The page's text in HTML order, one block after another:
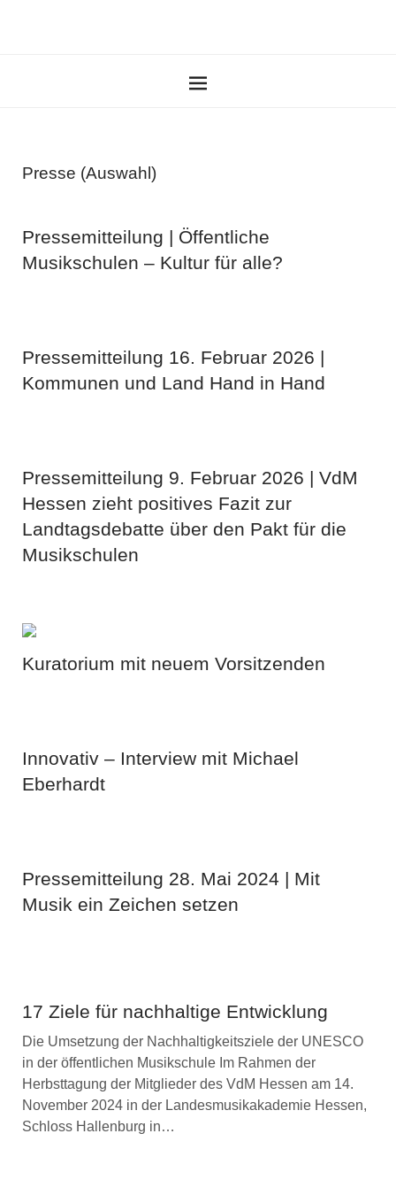
Presse (Auswahl)
Pressemitteilung | Öffentliche
Musikschulen – Kultur für alle?
Pressemitteilung 16. Februar 2026 |
Kommunen und Land Hand in Hand
Pressemitteilung 9. Februar 2026 | VdM
Hessen zieht positives Fazit zur
Landtagsdebatte über den Pakt für die
Musikschulen
Kuratorium mit neuem Vorsitzenden
Innovativ – Interview mit Michael
Eberhardt
Pressemitteilung 28. Mai 2024 | Mit
Musik ein Zeichen setzen
17 Ziele für nachhaltige Entwicklung
Die Umsetzung der Nachhaltigkeitsziele der UNESCO
in der öffentlichen Musikschule Im Rahmen der
Herbsttagung der Mitglieder des VdM Hessen am 14.
November 2024 in der Landesmusikakademie Hessen,
Schloss Hallenburg in…